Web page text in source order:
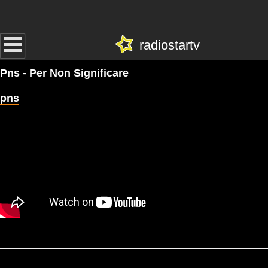
radiostartv
Pns - Per Non Significare
pns